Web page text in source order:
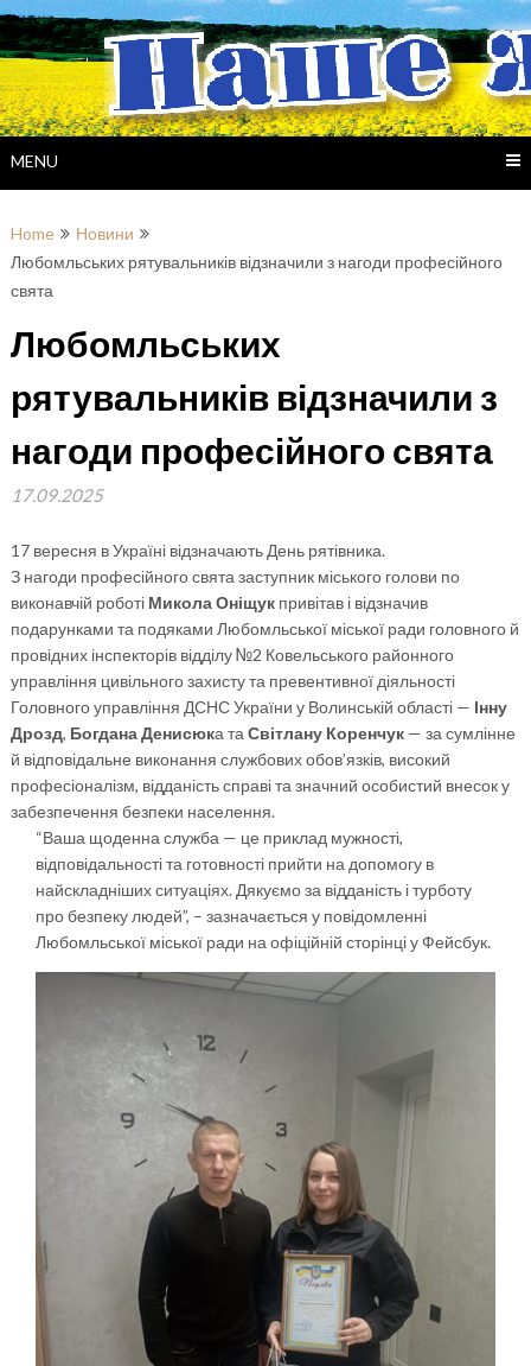
Skip
to
content
MENU
Home
Новини
Любомльських рятувальників відзначили з нагоди професійного
свята
Любомльських
рятувальників відзначили з
нагоди професійного свята
17.09.2025
17 вересня в Україні відзначають День рятівника.
З нагоди професійного свята заступник міського голови по
виконавчій роботі Микола Оніщукпривітав і відзначив
подарунками та подяками Любомльської міської ради головного й
провідних інспекторів відділу №2 Ковельського районного
управління цивільного захисту та превентивної діяльності
Головного управління ДСНС України у Волинській області — Інну
Дрозд, Богдана Денисюка та Світлану Коренчук— за сумлінне
й відповідальне виконання службових обов’язків, високий
професіоналізм, відданість справі та значний особистий внесок у
забезпечення безпеки населення.
“Ваша щоденна служба — це приклад мужності,
відповідальності та готовності прийти на допомогу в
найскладніших ситуаціях. Дякуємо за відданість і турботу
про безпеку людей”, – зазначається у повідомленні
Любомльської міської ради на офіційній сторінці у Фейсбук.